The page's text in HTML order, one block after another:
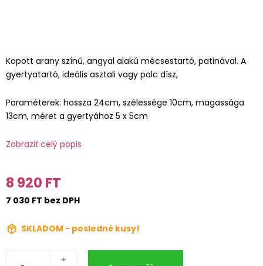
Kopott arany színű, angyal alakú mécsestartó, patinával. A
gyertyatartó, ideális asztali vagy polc dísz,
Paraméterek: hossza 24cm, szélessége 10cm, magassága
13cm, méret a gyertyához 5 x 5cm
Zobraziť celý popis
8 920 FT
7 030 FT bez DPH
SKLADOM - posledné kusy!
+